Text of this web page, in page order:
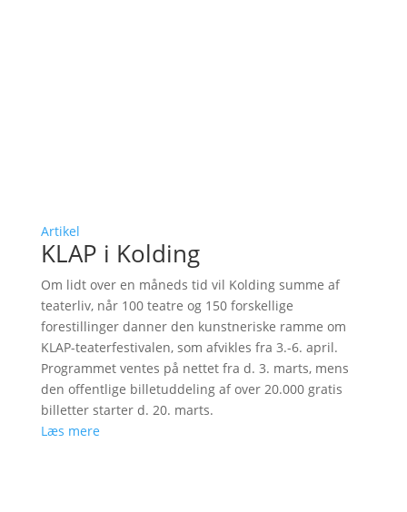
Artikel
KLAP i Kolding
Om lidt over en måneds tid vil Kolding summe af
teaterliv, når 100 teatre og 150 forskellige
forestillinger danner den kunstneriske ramme om
KLAP-teaterfestivalen, som afvikles fra 3.-6. april.
Programmet ventes på nettet fra d. 3. marts, mens
den offentlige billetuddeling af over 20.000 gratis
billetter starter d. 20. marts.
Læs mere